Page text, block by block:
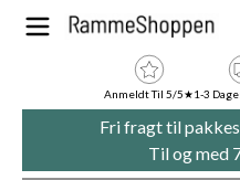
Skip to Content
Anmeldt Til 5/5★1-3
Fri fragt til
Til og med